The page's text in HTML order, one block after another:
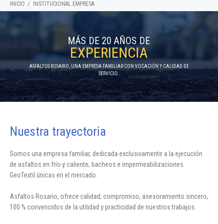
INICIO INSTITUCIONAL EMPRESA
MÁS DE 20 AÑOS DE
EXPERIENCIA
ASFALTOS ROSARIO, UNA EMPRESA FAMILIAR CON VOCACIÓN Y CALIDAD DE
SERVICIO.
Nuestra trayectoria
Somos una empresa familiar, dedicada exclusivamente a la ejecución
de asfaltos en frío y caliente, bacheos e impermeabilizaciones
GeoTextil únicas en el mercado.
Asfaltos Rosario, ofrece calidad, compromiso, asesoramiento sincero,
100 % convencidos de la utilidad y practicidad de nuestros trabajos.